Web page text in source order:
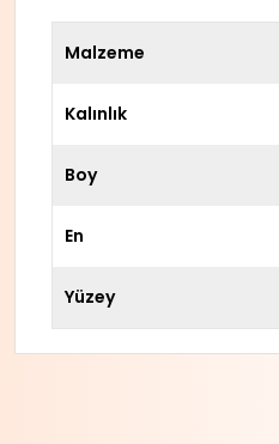
Malzeme
Kalınlık
Boy
En
Yüzey